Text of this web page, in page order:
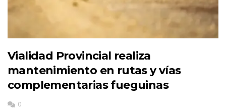
Vialidad Provincial realiza
mantenimiento en rutas y vías
complementarias fueguinas
0